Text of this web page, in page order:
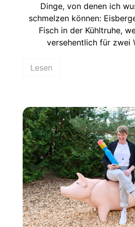
Dinge, von denen ich
schmelzen können:
Fisch in der Kühltruhe,
versehentlich für zwei
Lesen